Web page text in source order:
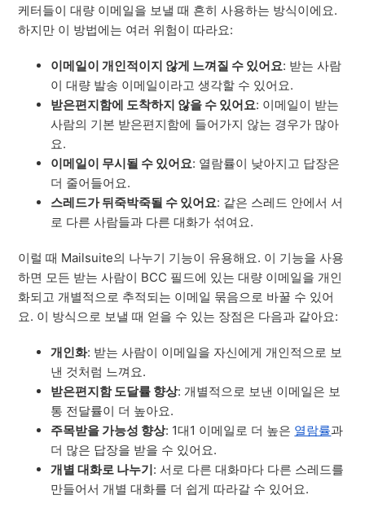
케터들이 대량 이메일을 보낼 때 흔히 사용하는 방식이에요.
하지만 이 방법에는 여러 위험이 따라요:
이메일이 개인적이지 않게 느껴질 수 있어요: 받는 사람
이 대량 발송 이메일이라고 생각할 수 있어요.
받은편지함에 도착하지 않을 수 있어요: 이메일이 받는
사람의 기본 받은편지함에 들어가지 않는 경우가 많아
요.
이메일이 무시될 수 있어요: 열람률이 낮아지고 답장은
더 줄어들어요.
스레드가 뒤죽박죽될 수 있어요: 같은 스레드 안에서 서
로 다른 사람들과 다른 대화가 섞여요.
이럴 때 Mailsuite의 나누기 기능이 유용해요. 이 기능을 사용
하면 모든 받는 사람이 BCC 필드에 있는 대량 이메일을 개인
화되고 개별적으로 추적되는 이메일 묶음으로 바꿀 수 있어
요. 이 방식으로 보낼 때 얻을 수 있는 장점은 다음과 같아요:
개인화: 받는 사람이 이메일을 자신에게 개인적으로 보
낸 것처럼 느껴요.
받은편지함 도달률 향상: 개별적으로 보낸 이메일은 보
통 전달률이 더 높아요.
주목받을 가능성 향상: 1대1 이메일로 더 높은 열람률과
더 많은 답장을 받을 수 있어요.
개별 대화로 나누기: 서로 다른 대화마다 다른 스레드를
만들어서 개별 대화를 더 쉽게 따라갈 수 있어요.